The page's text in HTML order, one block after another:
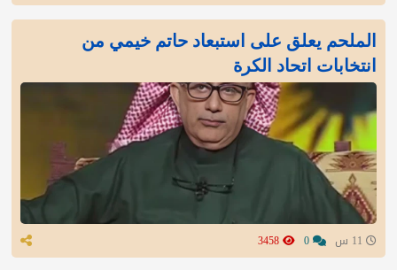
الملحم يعلق على استبعاد حاتم خيمي من
انتخابات اتحاد الكرة